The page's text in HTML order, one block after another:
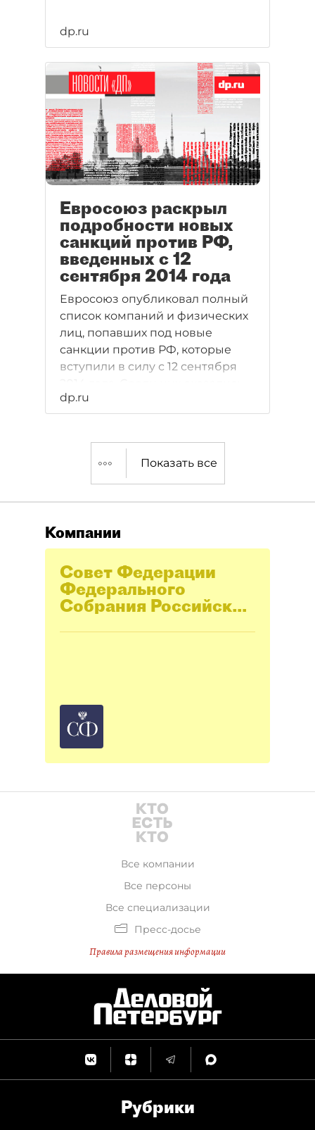
dp.ru
Евросоюз раскрыл
подробности новых
санкций против РФ,
введенных с 12
сентября 2014 года
Евросоюз опубликовал полный
список компаний и физических
лиц, попавших под новые
санкции против РФ, которые
вступили в силу с 12 сентября
оборонные концерны,
топливно-энергетические
временем, готовит ответные
санкции.
dp.ru
Показать все
Компании
Совет Федерации
Федерального
Собрания Российской
Все компании
Все персоны
Все специализации
Пресс-досье
Правила размещения информации
Рубрики